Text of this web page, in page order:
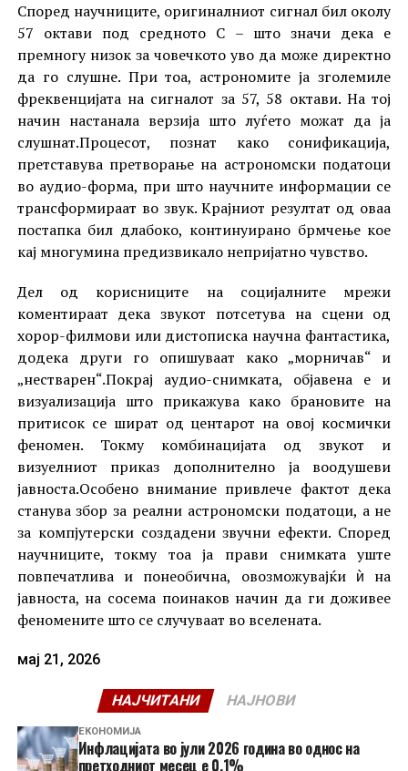
Според научниците, оригиналниот сигнал бил околу
57 октави под средното C – што значи дека е
премногу низок за човечкото уво да може директно
да го слушне. При тоа, астрономите ја зголемиле
фреквенцијата на сигналот за 57, 58 октави. На тој
начин настанала верзија што луѓето можат да ја
слушнат.Процесот, познат како сонификација,
претставува претворање на астрономски податоци
во аудио-форма, при што научните информации се
трансформираат во звук. Крајниот резултат од оваа
постапка бил длабоко, континуирано брмчење кое
кај многумина предизвикало непријатно чувство.
Дел од корисниците на социјалните мрежи
коментираат дека звукот потсетува на сцени од
хорор-филмови или дистописка научна фантастика,
додека други го опишуваат како „морничав“ и
„нестварен“.Покрај аудио-снимката, објавена е и
визуализација што прикажува како брановите на
притисок се шират од центарот на овој космички
феномен. Токму комбинацијата од звукот и
визуелниот приказ дополнително ја воодушеви
јавноста.Особено внимание привлече фактот дека
станува збор за реални астрономски податоци, а не
за компјутерски создадени звучни ефекти. Според
научниците, токму тоа ја прави снимката уште
повпечатлива и понеобична, овозможувајќи ѝ на
јавноста, на сосема поинаков начин да ги доживее
феномените што се случуваат во вселената.
мај 21, 2026
НАЈЧИТАНИ НАЈНОВИ
ЕКОНОМИЈА
Инфлацијата во јули 2026 година во однос на
претходниот месец е 0,1%